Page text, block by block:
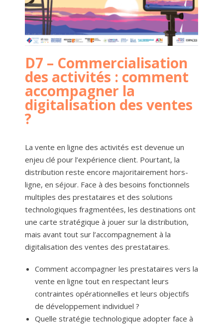
D7 – Commercialisation
des activités : comment
accompagner la
digitalisation des ventes
?
La vente en ligne des activités est devenue un
enjeu clé pour l’expérience client. Pourtant, la
distribution reste encore majoritairement hors-
ligne, en séjour. Face à des besoins fonctionnels
multiples des prestataires et des solutions
technologiques fragmentées, les destinations ont
une carte stratégique à jouer sur la distribution,
mais avant tout sur l’accompagnement à la
digitalisation des ventes des prestataires.
Comment accompagner les prestataires vers la
vente en ligne tout en respectant leurs
contraintes opérationnelles et leurs objectifs
de développement individuel ?
Quelle stratégie technologique adopter face à